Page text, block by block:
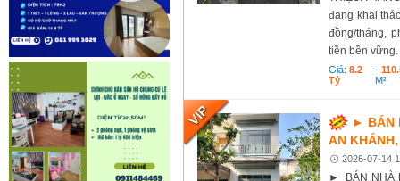
đang khai
đồng/tháng,
tiền bền
Giá:8.2
Tỷ
-
M²
► BÁN
AN
2026-07-14
► BÁN NHÀ